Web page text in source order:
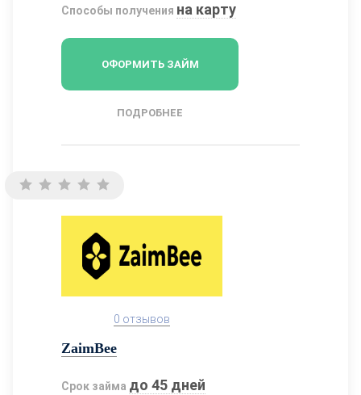
Способы получения на карту
ОФОРМИТЬ ЗАЙМ
ПОДРОБНЕЕ
0 отзывов
ZaimBee
Срок займа до 45 дней